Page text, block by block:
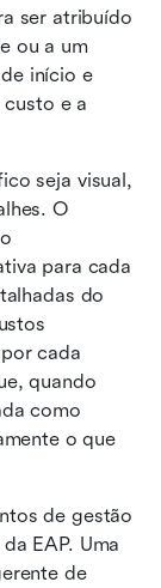
ser atribuído
a um membro específico da equipe ou a um
início e
seja visual,
O
para cada
do
cada
quando
como
o que
de gestão
EAP. Uma
de